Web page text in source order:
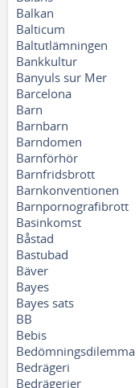
Balkan
Balticum
Baltutlämningen
Bankkultur
Banyuls sur Mer
Barcelona
Barn
Barnbarn
Barndomen
Barnförhör
Barnfridsbrott
Barnkonventionen
Barnpornografibrott
Basinkomst
Båstad
Bastubad
Bäver
Bayes
Bayes sats
BB
Bebis
Bedömningsdilemma
Bedrägeri
Bedrägerier